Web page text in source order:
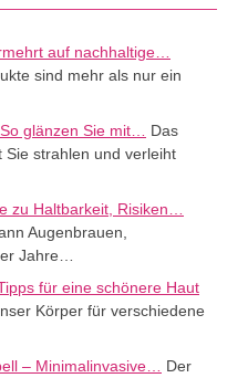
auf nachhaltige…
sind mehr als nur ein
glänzen Sie mit…
Das
Sie strahlen und verleiht
zu Haltbarkeit, Risiken…
Augenbrauen,
Jahre…
für eine schönere Haut
Körper für verschiedene
– Minimalinvasive…
Der